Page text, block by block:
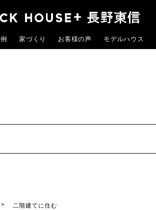
家づくり お客様の声 モデルハウス
二階建てに住む